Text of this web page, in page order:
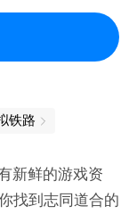
铁路
新鲜的游戏资
找到志同道合的